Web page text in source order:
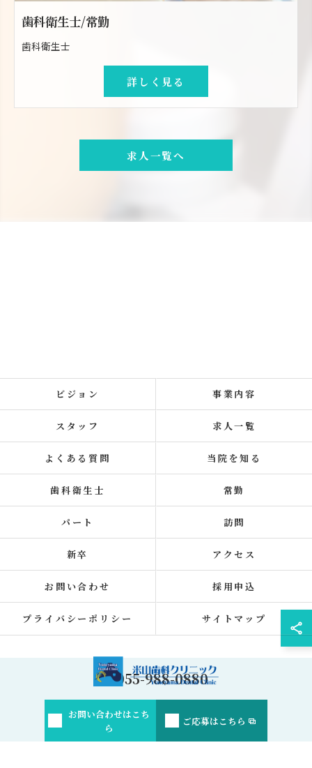
歯科衛生士/常勤
歯科衛生士
詳しく見る
求人一覧へ
055-988-0880
お問い合わせはこち
ら
ご応募はこちら
ビジョン 事業内容
スタッフ 求人一覧
よくある質問 当院を知る
歯科衛生士 常勤
パート 訪問
新卒 アクセス
お問い合わせ 採用申込
プライバシーポリシー サイトマップ
© 2026 静岡県長泉町の歯科医師の求人なら米山歯科クリニック ALL RIGHTS
RESERVED.